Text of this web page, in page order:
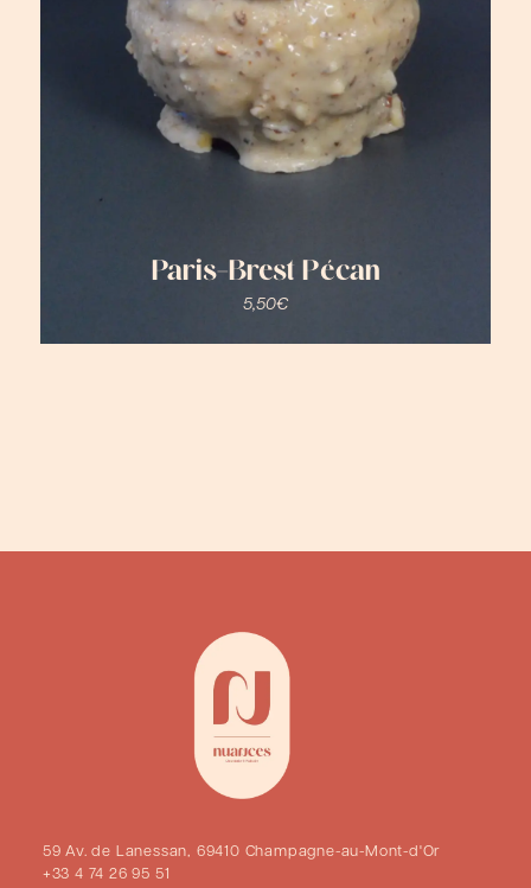
5,50€
Paris-Brest Pécan
59 Av. de Lanessan, 69410 Champagne-au-Mont-d'Or
+33 4 74 26 95 51